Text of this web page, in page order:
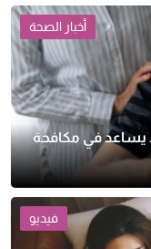
أخبار الصحة
يساعد في مكافحة
فيديو